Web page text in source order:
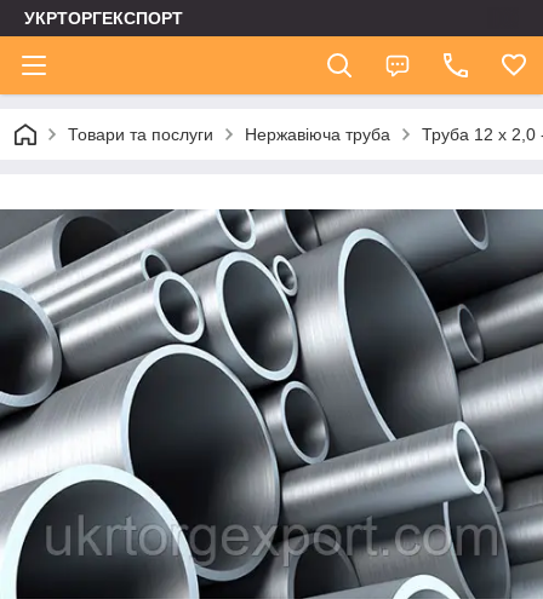
УКРТОРГЕКСПОРТ
Товари та послуги Нержавіюча труба Труба 12 х 2,0